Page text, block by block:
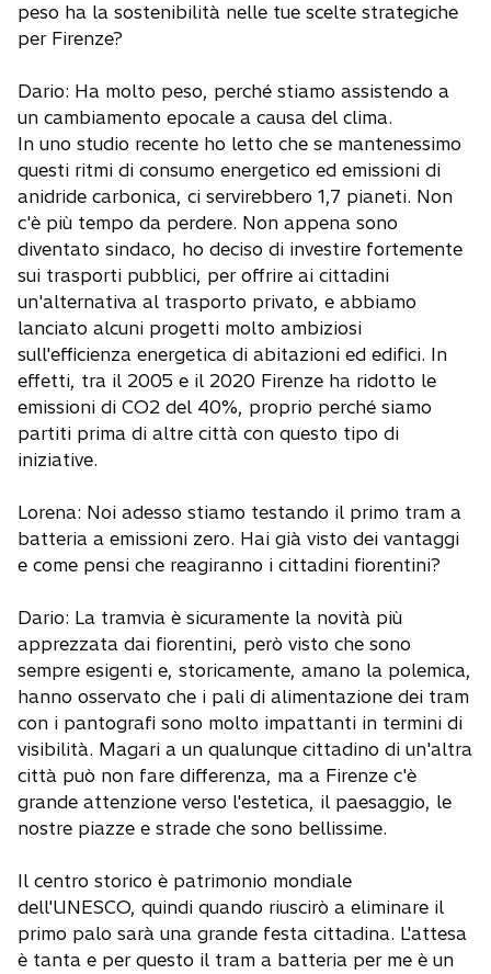
peso ha la sostenibilità nelle tue scelte strategiche
per Firenze?
Dario: Ha molto peso, perché stiamo assistendo a
un cambiamento epocale a causa del clima.
In uno studio recente ho letto che se mantenessimo
questi ritmi di consumo energetico ed emissioni di
anidride carbonica, ci servirebbero 1,7 pianeti. Non
c'è più tempo da perdere. Non appena sono
diventato sindaco, ho deciso di investire fortemente
sui trasporti pubblici, per offrire ai cittadini
un'alternativa al trasporto privato, e abbiamo
lanciato alcuni progetti molto ambiziosi
sull'efficienza energetica di abitazioni ed edifici. In
effetti, tra il 2005 e il 2020 Firenze ha ridotto le
emissioni di CO2 del 40%, proprio perché siamo
partiti prima di altre città con questo tipo di
iniziative.
Lorena: Noi adesso stiamo testando il primo tram a
batteria a emissioni zero. Hai già visto dei vantaggi
e come pensi che reagiranno i cittadini fiorentini?
Dario: La tramvia è sicuramente la novità più
apprezzata dai fiorentini, però visto che sono
sempre esigenti e, storicamente, amano la polemica,
hanno osservato che i pali di alimentazione dei tram
con i pantografi sono molto impattanti in termini di
visibilità. Magari a un qualunque cittadino di un'altra
città può non fare differenza, ma a Firenze c'è
grande attenzione verso l'estetica, il paesaggio, le
nostre piazze e strade che sono bellissime.
Il centro storico è patrimonio mondiale
dell'UNESCO, quindi quando riuscirò a eliminare il
primo palo sarà una grande festa cittadina. L'attesa
è tanta e per questo il tram a batteria per me è un